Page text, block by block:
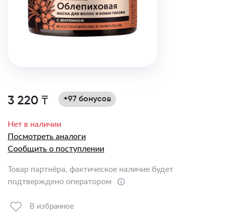
3 220 ₸ +97 бонусов
Нет в наличии
Посмотреть аналоги
Сообщить о поступлении
Товар партнёра, фактическое наличие будет
подтверждено оператором
В избранное